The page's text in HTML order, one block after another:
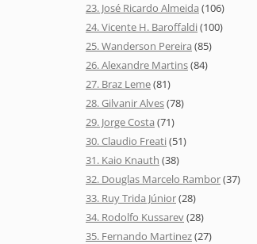
23. José Ricardo Almeida (106)
24. Vicente H. Baroffaldi(100)
25. Wanderson Pereira (85)
26. Alexandre Martins(84)
27. Braz Leme(81)
28. Gilvanir Alves(78)
29. Jorge Costa (71)
30. Claudio Freati(51)
31. Kaio Knauth (38)
32. Douglas Marcelo Rambor(37)
33. Ruy Trida Júnior(28)
34. Rodolfo Kussarev(28)
35. Fernando Martinez(27)